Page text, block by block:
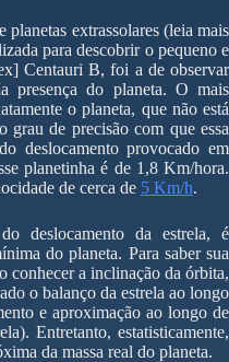
planetas extrassolares (leia mais
para descobrir o pequeno e
Centauri B, foi a de observar
presença do planeta. O mais
o planeta, que não está
grau de precisão com que essa
deslocamento provocado em
planetinha é de 1,8 Km/hora.
de cerca de 5 Km/h.
deslocamento da estrela, é
do planeta. Para saber sua
conhecer a inclinação da órbita,
o balanço da estrela ao longo
e aproximação ao longo de
Entretanto, estatisticamente,
da massa real do planeta.